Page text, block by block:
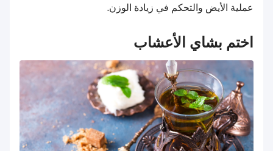
عملية الأيض والتحكم في زيادة الوزن.
اختم بشاي الأعشاب